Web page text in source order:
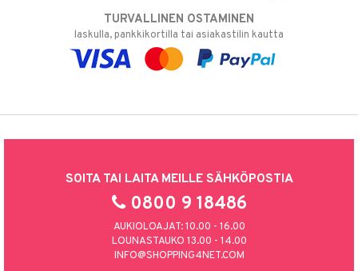
TURVALLINEN OSTAMINEN
laskulla, pankkikortilla tai asiakastilin kautta
SOITA TAI LAITA MEILLE SÄHKÖPOSTIA
0800 9 18486
AUKIOLOAJAT: 10.00 - 16.00
LOUNASTAUKO 13.00 - 14.00
INFO@SHOPPING4NET.COM